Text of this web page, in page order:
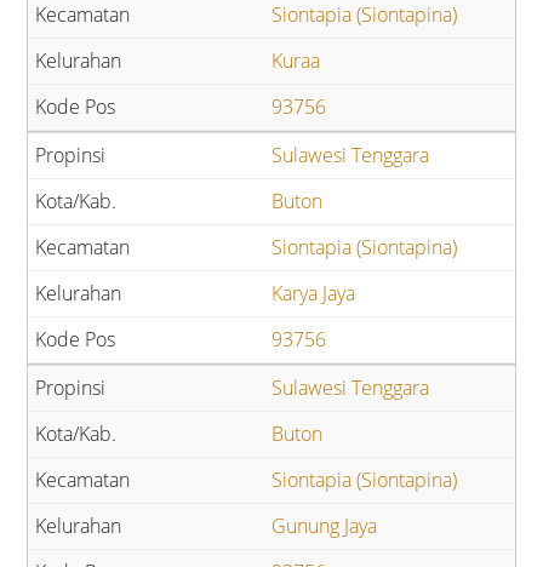
Siontapia (Siontapina)
Kuraa
93756
Sulawesi Tenggara
Buton
Siontapia (Siontapina)
Karya Jaya
93756
Sulawesi Tenggara
Buton
Siontapia (Siontapina)
Gunung Jaya